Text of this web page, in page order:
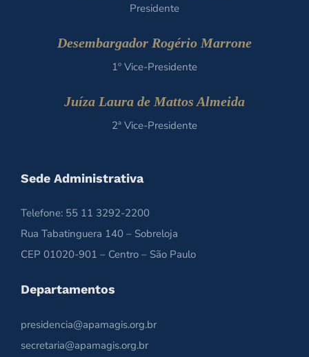
Presidente
Desembargador Rogério Marrone
1º Vice-Presidente
Juíza Laura de Mattos Almeida
2ª Vice-Presidente
Sede Administrativa
Telefone: 55 11 3292-2200
Rua Tabatinguera 140 – Sobreloja
CEP 01020-901 – Centro – São Paulo
Departamentos
presidencia@apamagis.org.br
secretaria@apamagis.org.br